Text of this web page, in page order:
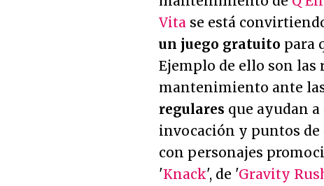
Vita se está
un juego gratuito para
Ejemplo de ello son las
mantenimiento ante
regulares que ayudan
invocación y puntos
con personajes
'Knack', de 'Gravity